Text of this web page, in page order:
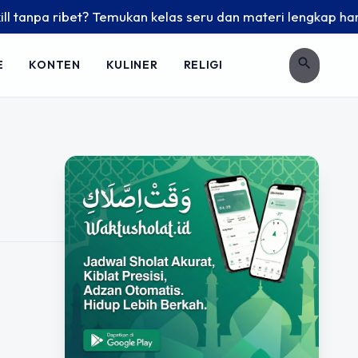
ribet? Temukan kelas seru dan materi lengkap
KONTEN KULINER RELIGI search